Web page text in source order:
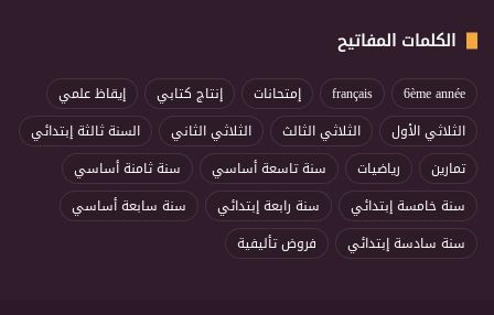
الكلمات المفاتيح
6ème année
français إمتحانات إنتاج كتابي
إيقاظ علمي
الثلاثي الأول
الثلاثي الثالث الثلاثي الثاني
السنة ثالثة إبتدائي
تمارين
رياضيات سنة تاسعة أساسي
سنة ثامنة أساسي
سنة خامسة إبتدائي
سنة رابعة إبتدائي
سنة سابعة أساسي
سنة سادسة إبتدائي
فروض تأليفية